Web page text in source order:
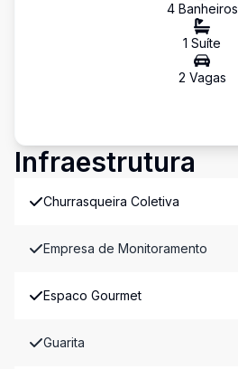
4Banheiros
1 Suíte
2 Vagas
Infraestrutura
Churrasqueira Coletiva
Empresa de Monitoramento
Espaco Gourmet
Guarita